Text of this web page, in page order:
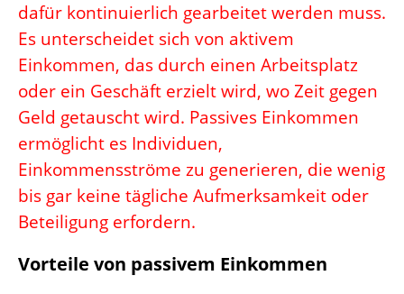
dafür kontinuierlich gearbeitet werden muss.
Es unterscheidet sich von aktivem
Einkommen, das durch einen Arbeitsplatz
oder ein Geschäft erzielt wird, wo Zeit gegen
Geld getauscht wird. Passives Einkommen
ermöglicht es Individuen,
Einkommensströme zu generieren, die wenig
bis gar keine tägliche Aufmerksamkeit oder
Beteiligung erfordern.
Vorteile von passivem Einkommen